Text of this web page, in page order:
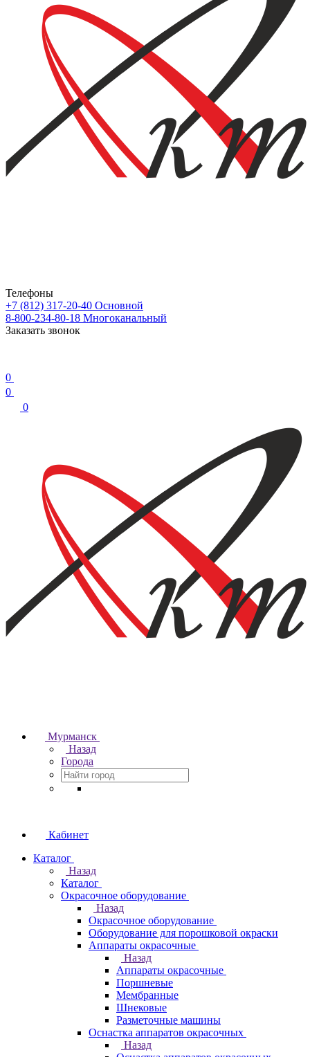
Телефоны
+7 (812) 317-20-40 Основной
8-800-234-80-18 Многоканальный
Заказать звонок
0
0
0
Мурманск
Назад
Города
Кабинет
Каталог
Назад
Каталог
Окрасочное оборудование
Назад
Окрасочное оборудование
Оборудование для порошковой окраски
Аппараты окрасочные
Назад
Аппараты окрасочные
Поршневые
Мембранные
Шнековые
Разметочные машины
Оснастка аппаратов окрасочных
Назад